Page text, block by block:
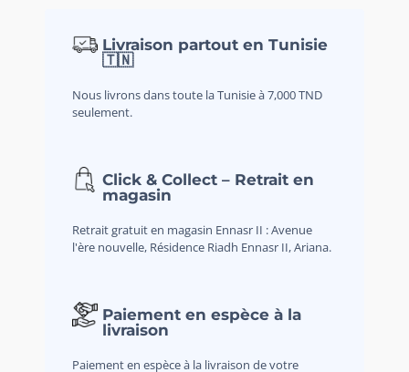
Livraison partout en Tunisie
🇹🇳
Nous livrons dans toute la Tunisie à 7,000 TND
seulement.
Click & Collect – Retrait en
magasin
Retrait gratuit en magasin Ennasr II : Avenue
l'ère nouvelle, Résidence Riadh Ennasr II, Ariana.
Paiement en espèce à la
livraison
Paiement en espèce à la livraison de votre